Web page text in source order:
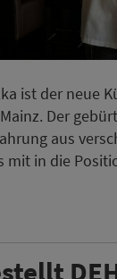
ist der neue
Der
aus
mit in die